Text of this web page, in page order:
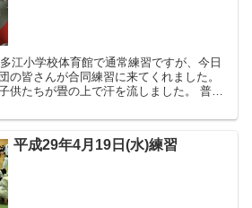
江小学校体育館で通常練習ですが、今日
の皆さんが合同練習に来てくれました。
供たちが畳の上で汗を流しました。 普段
平成29年4月19日(水)練習